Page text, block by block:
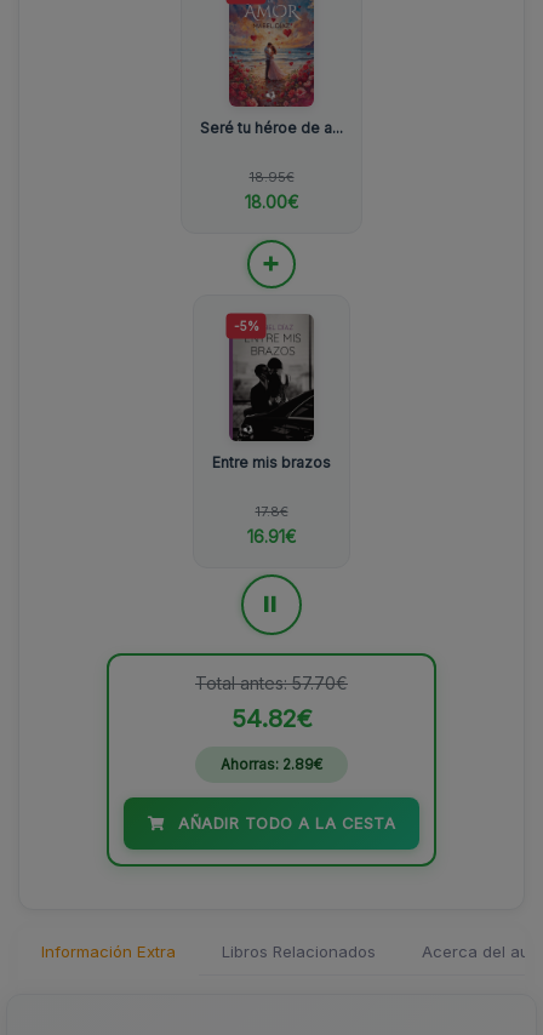
Seré tu héroe de a...
18.95€
18.00€
+
-5%
Entre mis brazos
17.8€
16.91€
Total antes: 57.70€
54.82€
Ahorras: 2.89€
AÑADIR TODO A LA CESTA
Información Extra Libros Relacionados Acerca del